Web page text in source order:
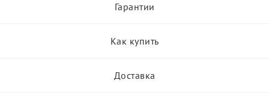
Гарантии
Как купить
Доставка